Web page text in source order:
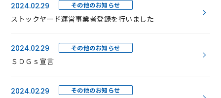
2024.02.29 その他のお知らせ
ストックヤード運営事業者登録を行いました
2024.02.29 その他のお知らせ
ＳＤＧｓ宣言
2024.02.29 その他のお知らせ